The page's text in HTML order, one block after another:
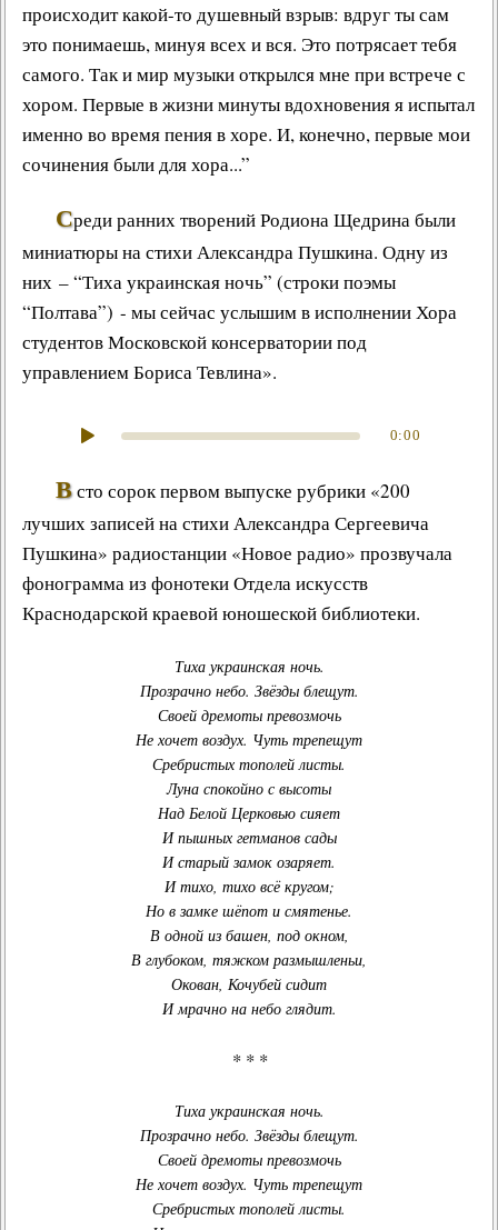
происходит какой-то душевный взрыв: вдруг ты сам
это понимаешь, минуя всех и вся. Это потрясает тебя
самого. Так имир музыкиоткрылся мне при встрече с
хором. Первые в жизни минуты вдохновения я испытал
именно во время пения в хоре. И, конечно, первые мои
сочинения были для хора...”
Среди ранних творений Родиона Щедрина были
миниатюры на стихи Александра Пушкина. Одну из
них – “Тиха украинская ночь” (строки поэмы
“Полтава”) - мы сейчас услышим в исполненииХора
студентов Московской консерваториипод
управлениемБориса Тевлина».
0:00
Всто сорок первом выпуске рубрики «200
лучших записей на стихи Александра Сергеевича
Пушкина» радиостанции «Новое радио» прозвучала
фонограмма из фонотеки Отдела искусств
Краснодарской краевой юношеской библиотеки.
Тиха украинская ночь.
Прозрачно небо. Звёзды блещут.
Своей дремоты превозмочь
Не хочет воздух. Чуть трепещут
Сребристых тополей листы.
Луна спокойно с высоты
Над Белой Церковью сияет
И пышных гетманов сады
И старый замок озаряет.
И тихо, тихо всё кругом;
Но в замке шёпот и смятенье.
В одной из башен, под окном,
В глубоком, тяжком размышленьи,
Окован, Кочубей сидит
И мрачно на небо глядит.
* * *
Тиха украинская ночь.
Прозрачно небо. Звёзды блещут.
Своей дремоты превозмочь
Не хочет воздух. Чуть трепещут
Сребристых тополей листы.